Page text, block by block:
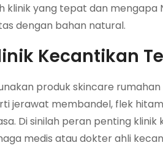
yang tepat dan mengapa
dengan bahan natural.
Kecantikan
produk skincare rumahan
jerawat membandel, flek
Di sinilah peran penting
medis atau dokter ahli